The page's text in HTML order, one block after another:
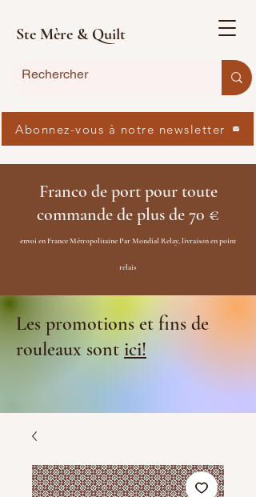
Ste Mère & Quilt
Franco de port pour toute
commande de plus de 70 €
envoi en France Métropolitaine Par Mondial Relay, livraison en point
relais
Les promotions et fins de
rouleaux sontici!
Abonnez-vous à notre newsletter